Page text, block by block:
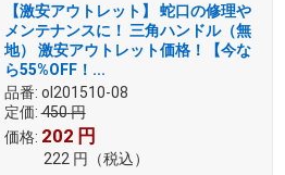
【激安アウトレット】 蛇口の修理や
メンテナンスに！ 三角ハンドル（無
地） 激安アウトレット価格！【今な
ら55%OFF！...
品番: ol201510-08
定価: 450円
価格: 202 円
222 円 （税込）